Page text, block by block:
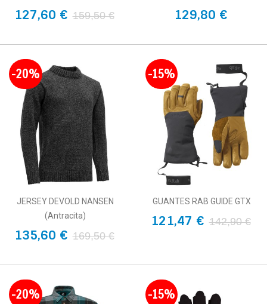
127,60 € 159,50 € 129,80 €
-20%
JERSEY DEVOLD NANSEN
(Antracita)
135,60 € 169,50 €
-15%
GUANTES RAB GUIDE GTX
121,47 € 142,90 €
-20% -15%